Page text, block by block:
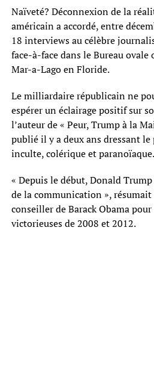
Naïveté? Déconnexion de la
américain a accordé, entre
18 interviews au célèbre
face-à-face dans le Bureau ovale
Mar-a-Lago en Floride.
Le milliardaire républicain ne
espérer un éclairage positif sur
l’auteur de « Peur, Trump à la
publié il y a deux ans dressant
inculte, colérique et paranoïaque.
« Depuis le début, Donald
de la communication »,
conseiller de Barack Obama pour
victorieuses de 2008 et 2012.